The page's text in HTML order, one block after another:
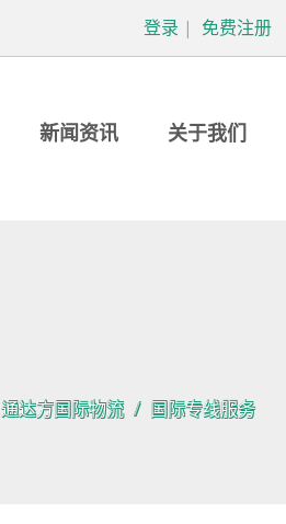
登录 | 免费注册
新闻资讯 关于我们
通达方国际物流 国际专线服务